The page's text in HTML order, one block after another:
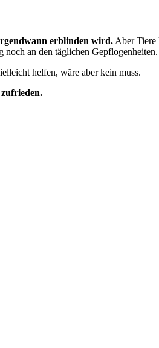
erblinden wird. Aber Tiere
an den täglichen
helfen, wäre aber kein muss.